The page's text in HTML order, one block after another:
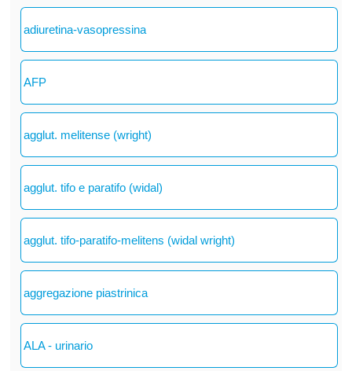
adiuretina-vasopressina
AFP
agglut. melitense (wright)
agglut. tifo e paratifo (widal)
agglut. tifo-paratifo-melitens (widal wright)
aggregazione piastrinica
ALA - urinario